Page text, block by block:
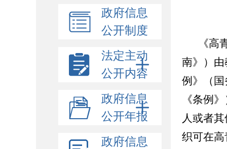
政府信息
公开制度
法定主动
公开内容
政府信息
公开年报
政府信息
《
南》）
例》（
《条例
人或者
织可在高